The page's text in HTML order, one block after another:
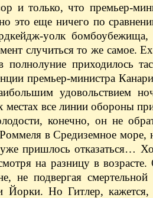
и только, что премьер-
это еще ничего по
уолк
случиться то же самое.
приходилось
премьер-министра
удовольствием
все линии обороны
конечно, он не
в Средиземное море,
пришлось отказаться…
на разницу в
не подвергая
Йорки. Но Гитлер,